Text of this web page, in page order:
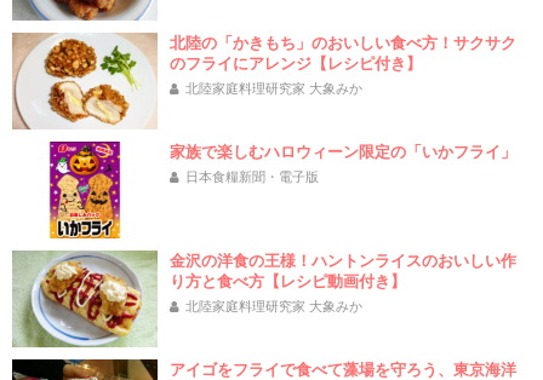
北陸の「かきもち」のおいしい食べ方！サクサク
のフライにアレンジ【レシピ付き】
北陸家庭料理研究家 大象みか
家族で楽しむハロウィーン限定の「いかフライ」
日本食糧新聞・電子版
金沢の洋食の王様！ハントンライスのおいしい作
り方と食べ方【レシピ動画付き】
北陸家庭料理研究家 大象みか
アイゴをフライで食べて藻場を守ろう、東京海洋